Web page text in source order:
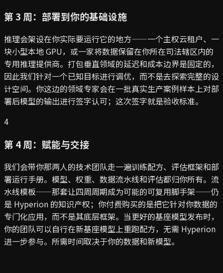
第 3 周：部署到你的基础设施
推理会架设在你实际要运行它的地方——一个主权云租户、一
块小型本地 GPU，或一家将数据保留在你所在司法辖区内的
专用推理提供商。打包垂直领域的延迟和成本边界是固定的，
因此我们针对一个已知目标进行调优，而不是去探索完整的设
计空间。你这边的领域专家会在一批真实生产案例样本上对部
署后模型的输出进行签字认可；这次签字就是验收标准。
4
第 4 周：赋能与交接
我们会带你那两人的技术团队走一遍训练配方、评估框架和部
署运行手册。模型、权重、数据流水线和评估都归你所有。流
水线模板——那套让四周周期成为可能的可复用脚手架——仍
是 Hyperion 的知识产权；你付费购买的是把它针对你数据的
专门化应用，而不是其底层框架。当更好的基座模型发布时，
你的团队可以自行在新基座模型上重跑配方，无需 Hyperion
进一步参与。所需时间取决于你的数据和新模型。